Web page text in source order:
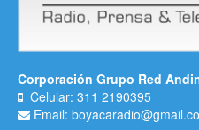
Corporación Grupo Red
Celular: 311 2190395
Email: